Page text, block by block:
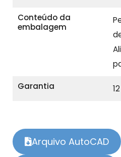
Conteúdo da
embalagem
Garantia
Arquivo AutoCAD